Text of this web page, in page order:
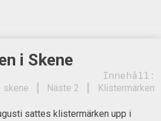
i Skene
Innehåll:
Klistermärken
Näste 2
skene
sattes klistermärken upp i